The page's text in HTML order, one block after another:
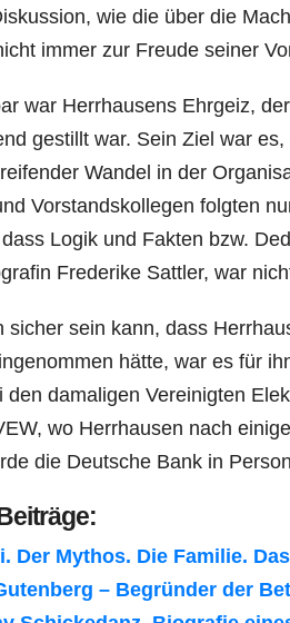
wie die über die
immer zur Freude seiner
war Herrhausens Ehrgeiz,
gestillt war. Sein Ziel war
Wandel in der
Vorstandskollegen folgten
Logik und Fakten bzw.
Frederike Sattler, war
sicher sein kann, dass
hätte, war es für
den damaligen Vereinigten
wo Herrhausen nach
die Deutsche Bank in
Der Mythos. Die Familie.
– Begründer der